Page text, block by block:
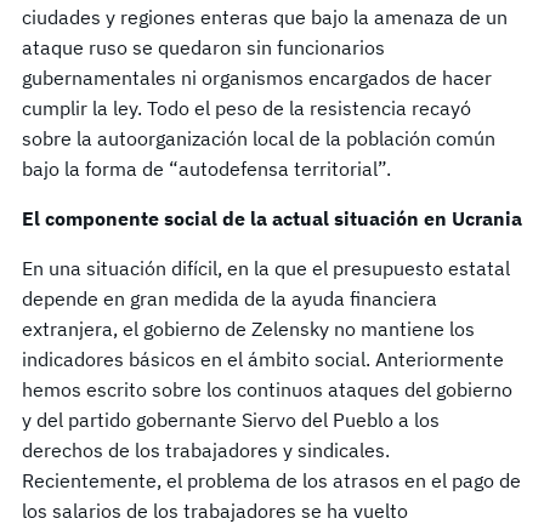
ciudades y regiones enteras que bajo la amenaza de un
ataque ruso se quedaron sin funcionarios
gubernamentales ni organismos encargados de hacer
cumplir la ley. Todo el peso de la resistencia recayó
sobre la autoorganización local de la población común
bajo la forma de “autodefensa territorial”.
El componente social de la actual situación en Ucrania
En una situación difícil, en la que el presupuesto estatal
depende en gran medida de la ayuda financiera
extranjera, el gobierno de Zelensky no mantiene los
indicadores básicos en el ámbito social. Anteriormente
hemos escrito sobre los continuos ataques del gobierno
y del partido gobernante Siervo del Pueblo a los
derechos de los trabajadores y sindicales.
Recientemente, el problema de los atrasos en el pago de
los salarios de los trabajadores se ha vuelto